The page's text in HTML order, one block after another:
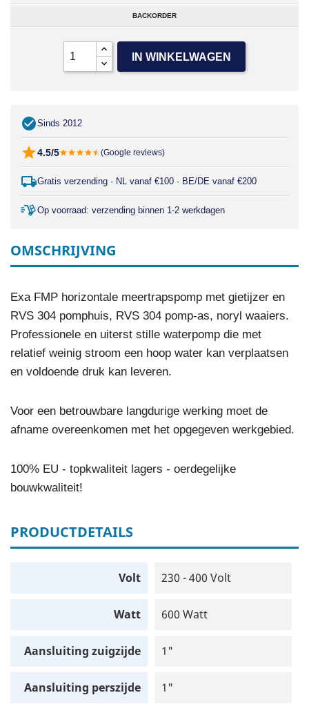
BACKORDER
IN WINKELWAGEN
Sinds 2012
4.5/5 (Google reviews)
Gratis verzending · NL vanaf €100 · BE/DE vanaf €200
Op voorraad: verzending binnen 1-2 werkdagen
OMSCHRIJVING
Exa FMP horizontale meertrapspomp met gietijzer en
RVS 304 pomphuis, RVS 304 pomp-as, noryl waaiers.
Professionele en uiterst stille waterpomp die met
relatief weinig stroom een hoop water kan verplaatsen
en voldoende druk kan leveren.
Voor een betrouwbare langdurige werking moet de
afname overeenkomen met het opgegeven werkgebied.
100% EU - topkwaliteit lagers - oerdegelijke
bouwkwaliteit!
PRODUCTDETAILS
Volt 230 - 400 Volt
Watt 600 Watt
Aansluiting zuigzijde 1"
Aansluiting perszijde 1"